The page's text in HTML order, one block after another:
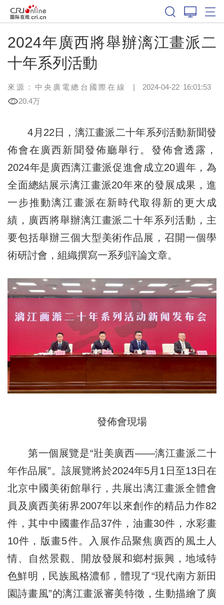
2024年廣西將舉辦漓江畫派二
十年系列活動
來源：中央廣電總台國際在線 | 2024-04-22 16:01:53
20.4万
4月22日，漓江畫派二十年系列活動新聞發
佈會在廣西新聞發佈廳舉行。發佈會透露，
2024年是廣西漓江畫派促進會成立20週年，為
全面總結展示漓江畫派20年來的發展成果，進
一步推動漓江畫派在新時代取得新的更大成
績，廣西將舉辦漓江畫派二十年系列活動，主
要包括舉辦三個大型美術作品展，召開一個學
術研討會，組織撰寫一系列評論文章。
發佈會現場
第一個展覽是“壯美廣西——漓江畫派二十
年作品展”。該展覽將於2024年5月1日至13日在
北京中國美術館舉行，共展出漓江畫派全體會
員及廣西美術界2007年以來創作的精品力作82
件，其中中國畫作品37件，油畫30件，水彩畫
10件，版畫5件。入展作品聚焦廣西的風土人
情、自然景觀、開放發展和鄉村振興，地域特
色鮮明，民族風格濃郁，體現了“現代南方新田
園詩畫風”的漓江畫派審美特徵，生動描繪了廣